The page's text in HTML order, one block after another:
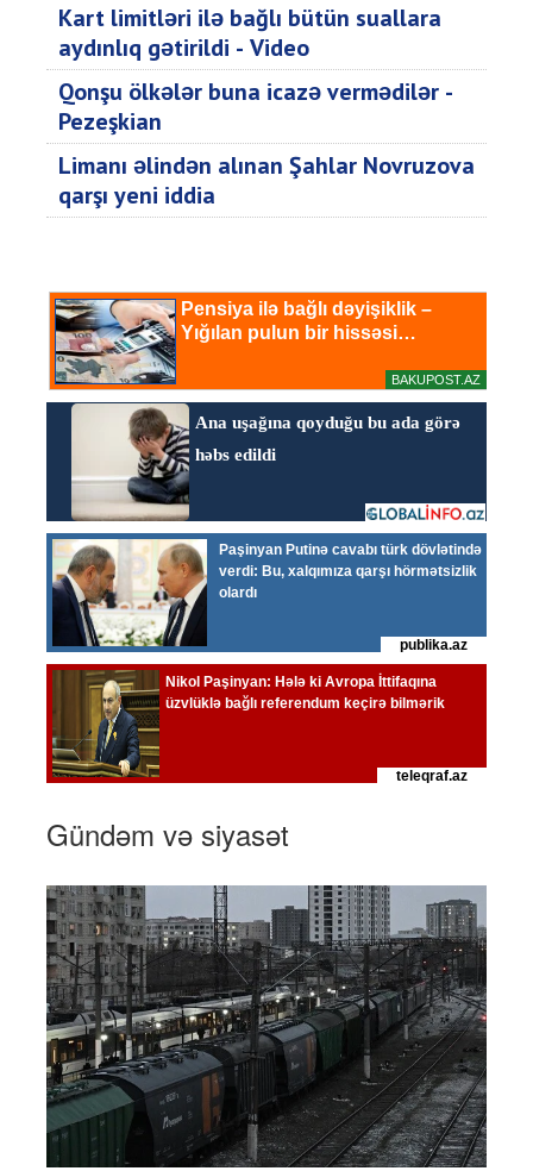
Kart limitləri ilə bağlı bütün suallara
aydınlıq gətirildi - Video
Qonşu ölkələr buna icazə vermədilər -
Pezeşkian
Limanı əlindən alınan Şahlar Novruzova
qarşı yeni iddia
Gündəm və siyasət